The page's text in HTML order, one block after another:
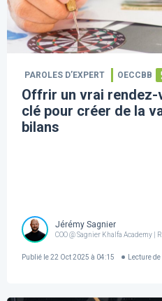
PAROLES D’EXPERT OECCBB
Offrir un vrai
clé pour créer de la
bilans
Jérémy Sagnier
COO @ Sagnier Khalfa Academy
Publié le22 Oct 2025 à 04:15 Lecture de